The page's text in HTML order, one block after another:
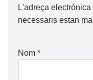
L'adreça
necessaris estan
Nom *